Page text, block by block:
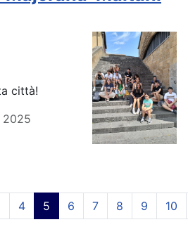
città!
2025
Page 5 of 93
4 5 6 7 8 9 10